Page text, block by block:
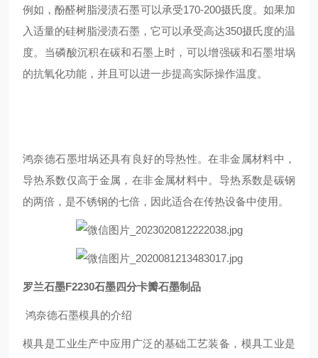
例如，酚醛树脂浸渍石墨可以承受170-200摄氏度。如果加
入适量的硅树脂浸渍石墨，它可以承受高达350摄氏度的温
度。当磷酸沉积在碳和石墨上时，可以增强碳和石墨坩埚
的抗氧化功能，并且可以进一步提高实际操作温度。
鸿奈德石墨坩埚还具有良好的导热性。在非金属材料中，
导热系数仅高于金属，在非金属材料中。导热系数是碳钢
的两倍，是不锈钢的七倍，因此适合在传热设备中使用。
罗兰石墨F2230石墨四分卡瓣石墨制品
鸿奈德石墨模具的介绍
模具是工业生产中应用广泛的基础工艺装备，模具工业是